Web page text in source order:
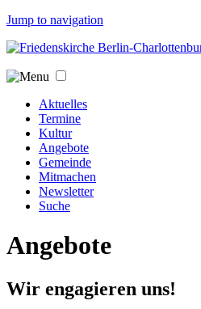
Jump to navigation
Aktuelles
Termine
Kultur
Angebote
Gemeinde
Mitmachen
Newsletter
Suche
Angebote
Wir engagieren uns!